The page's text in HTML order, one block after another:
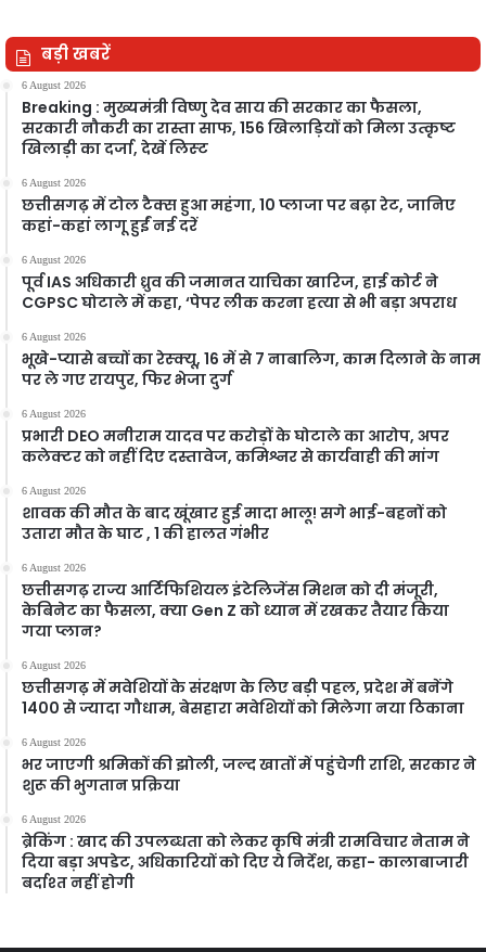
बड़ी खबरें
6 August 2026
Breaking : मुख्यमंत्री विष्णु देव साय की सरकार का फैसला,
सरकारी नौकरी का रास्ता साफ, 156 खिलाड़ियों को मिला उत्कृष्ट
खिलाड़ी का दर्जा, देखें लिस्‍ट
6 August 2026
छत्तीसगढ़ में टोल टैक्स हुआ महंगा, 10 प्लाजा पर बढ़ा रेट, जानिए
कहां-कहां लागू हुईं नई दरें
6 August 2026
पूर्व IAS अधिकारी ध्रुव की जमानत याचिका खारिज, हाई कोर्ट ने
CGPSC घोटाले में कहा, ‘पेपर लीक करना हत्या से भी बड़ा अपराध
6 August 2026
भूखे-प्यासे बच्चों का रेस्क्यू, 16 में से 7 नाबालिग, काम दिलाने के नाम
पर ले गए रायपुर, फिर भेजा दुर्ग
6 August 2026
प्रभारी DEO मनीराम यादव पर करोड़ों के घोटाले का आरोप, अपर
कलेक्टर को नहीं दिए दस्तावेज, कमिश्नर से कार्यवाही की मांग
6 August 2026
शावक की मौत के बाद खूंखार हुई मादा भालू! सगे भाई-बहनों को
उतारा मौत के घाट , 1 की हालत गंभीर
6 August 2026
छत्तीसगढ़ राज्य आर्टिफिशियल इंटेलिजेंस मिशन को दी मंजूरी,
केबिनेट का फैसला, क्या Gen Z को ध्यान में रखकर तैयार किया
गया प्लान?
6 August 2026
छत्तीसगढ़ में मवेशियों के संरक्षण के लिए बड़ी पहल, प्रदेश में बनेंगे
1400 से ज्यादा गौधाम, बेसहारा मवेशियों को मिलेगा नया ठिकाना
6 August 2026
भर जाएगी श्रमिकों की झोली, जल्द खातों में पहुंचेगी राशि, सरकार ने
शुरू की भुगतान प्रक्रिया
6 August 2026
ब्रेकिंग : खाद की उपलब्धता को लेकर कृषि मंत्री रामविचार नेताम ने
दिया बड़ा अपडेट, अधिकारियों को दिए ये निर्देश, कहा- कालाबाजारी
बर्दाश्त नहीं होगी